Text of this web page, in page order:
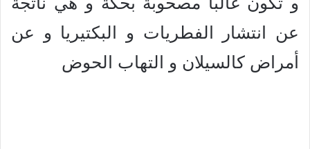
عن انتشار الفطريات و البكتيريا و عن
أمراض كالسيلان و التهاب الحوض